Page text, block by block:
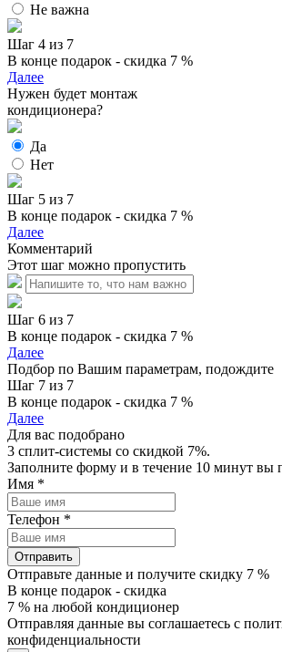
Не важна
Шаг 4 из 7
В конце подарок - скидка 7 %
Далее
Нужен будет монтаж
кондиционера?
Да
Нет
Шаг 5 из 7
В конце подарок - скидка 7 %
Далее
Комментарий
Этот шаг можно пропустить
Шаг 6 из 7
В конце подарок - скидка 7 %
Далее
Подбор по Вашим параметрам, подождите
Шаг 7 из 7
В конце подарок - скидка 7 %
Далее
Для вас подобрано
3 сплит-системы со скидкой 7%.
Заполните форму и в течение 10 минут вы
Имя *
Телефон *
Отправить
Отправьте данные и получите скидку 7 %
В конце подарок - скидка
7 % на любой кондиционер
Отправляя данные вы соглашаетесь с
конфиденциальности